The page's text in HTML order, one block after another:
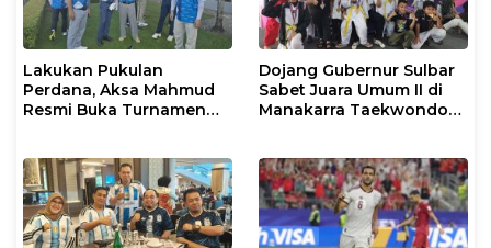
Lakukan Pukulan
Perdana, Aksa Mahmud
Resmi Buka Turnamen
Dojang Gubernur Sulbar
Sabet Juara Umum II di
Manakarra Taekwondo